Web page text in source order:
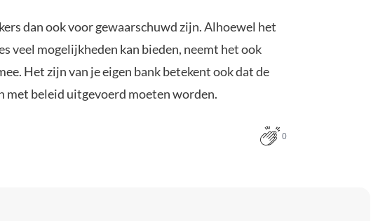
dan ook voor gewaarschuwd zijn. Alhoewel het
veel mogelijkheden kan bieden, neemt het ook
Het zijn van je eigen bank betekent ook dat de
met beleid uitgevoerd moeten worden.
0